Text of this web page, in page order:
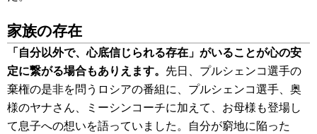
家族の存在
「自分以外で、心底信じられる存在」がいることが心の安
定に繋がる場合もありえます。 先日、プルシェンコ選手の
棄権の是非を問うロシアの番組に、プルシェンコ選手、奥
様のヤナさん、ミーシンコーチに加えて、お母様も登場し
て息子への想いを語っていました。自分が窮地に陥った